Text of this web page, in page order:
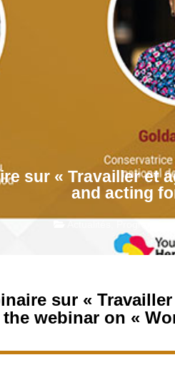
sur « Travailler
and acting
sur «
webinar on «